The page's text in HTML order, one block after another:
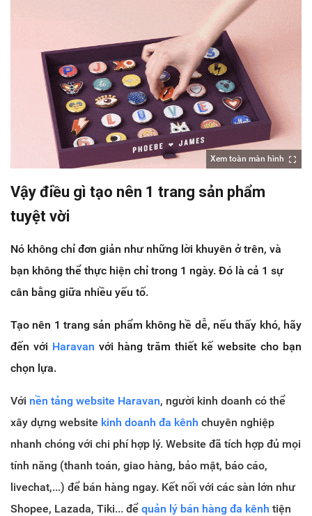
Xem toàn màn hình
Vậy điều gì tạo nên 1 trang sản phẩm
tuyệt vời
Nó không chỉ đơn giản như những lời khuyên ở trên, và
bạn không thể thực hiện chỉ trong 1 ngày. Đó là cả 1 sự
cân bằng giữa nhiều yếu tố.
Tạo nên 1 trang sản phẩm không hề dễ, nếu thấy khó, hãy
đến với Haravan với hàng trăm thiết kế website cho bạn
chọn lựa.
Với nền tảng website Haravan, người kinh doanh có thể
xây dựng website kinh doanh đa kênh chuyên nghiệp
nhanh chóng với chi phí hợp lý. Website đã tích hợp đủ mọi
tính năng (thanh toán, giao hàng, bảo mật, báo cáo,
livechat,...) để bán hàng ngay. Kết nối với các sàn lớn như
Shopee, Lazada, Tiki... để quản lý bán hàng đa kênh tiện